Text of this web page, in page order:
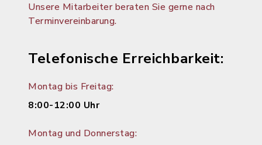
Unsere Mitarbeiter beraten Sie gerne nach
Terminvereinbarung.
Telefonische Erreichbarkeit:
Montag bis Freitag:
8:00-12:00 Uhr
Montag und Donnerstag: